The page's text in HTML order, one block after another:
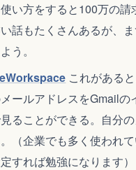
い方をすると100万の請
話もたくさんあるが、
う。
これがある
ールアドレスをGmailの
ることができる。自分
（企業でも多く使われ
すれば勉強になります）